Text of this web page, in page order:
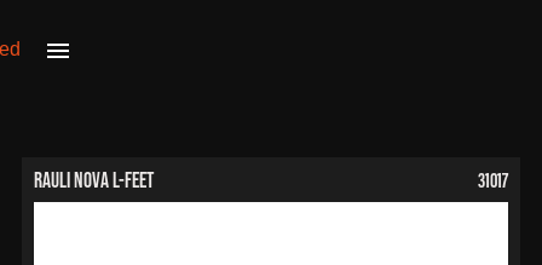
RAULI NOVA L-Feet 31017